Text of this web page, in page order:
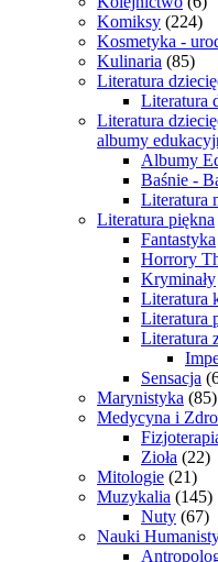
Komiksy (224)
Kosmetyka -
Kulinaria (85)
Literatura
Literatura
Literatura
albumy
Albumy
Baśnie -
Literatura
Literatura piękna
Fantastyka
Horrory
Kryminały
Literatura
Literatura
Literatura
Sensacja
Marynistyka (85)
Medycyna i
Zioła (22)
Mitologie (21)
Muzykalia (145)
Nuty (67)
Nauki